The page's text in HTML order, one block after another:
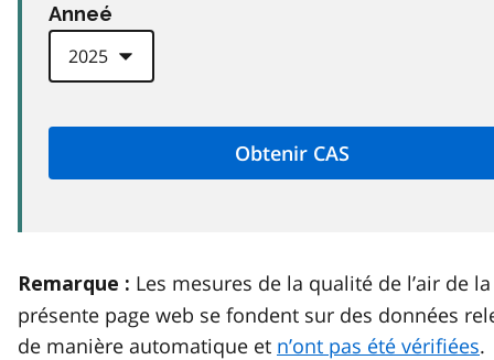
Anneé
Remarque : Les mesures de la qualité de l’air de la
présente page web se fondent sur des données
de manière automatique et n’ont pas été vérifiées.